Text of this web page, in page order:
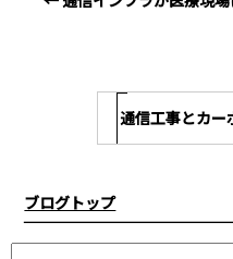
通信工事とカー
ブログトップ